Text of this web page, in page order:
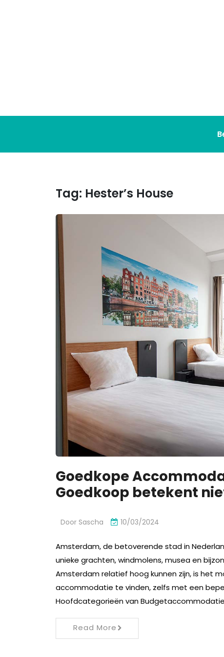
Tag: Hester’s House
Goedkope
Goedkoop betekent
Door Sascha 10/03/2024
Amsterdam, de betoverende stad in
unieke grachten, windmolens, musea en
Amsterdam relatief hoog kunnen zijn, is het
accommodatie te vinden, zelfs met een
Hoofdcategorieën van
Read More